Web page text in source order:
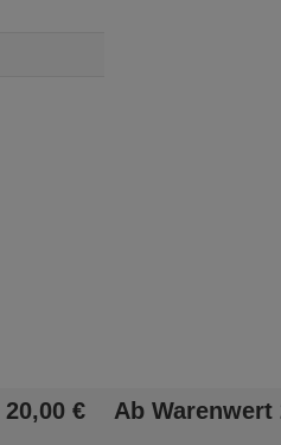
20,00 € Ab Warenwert